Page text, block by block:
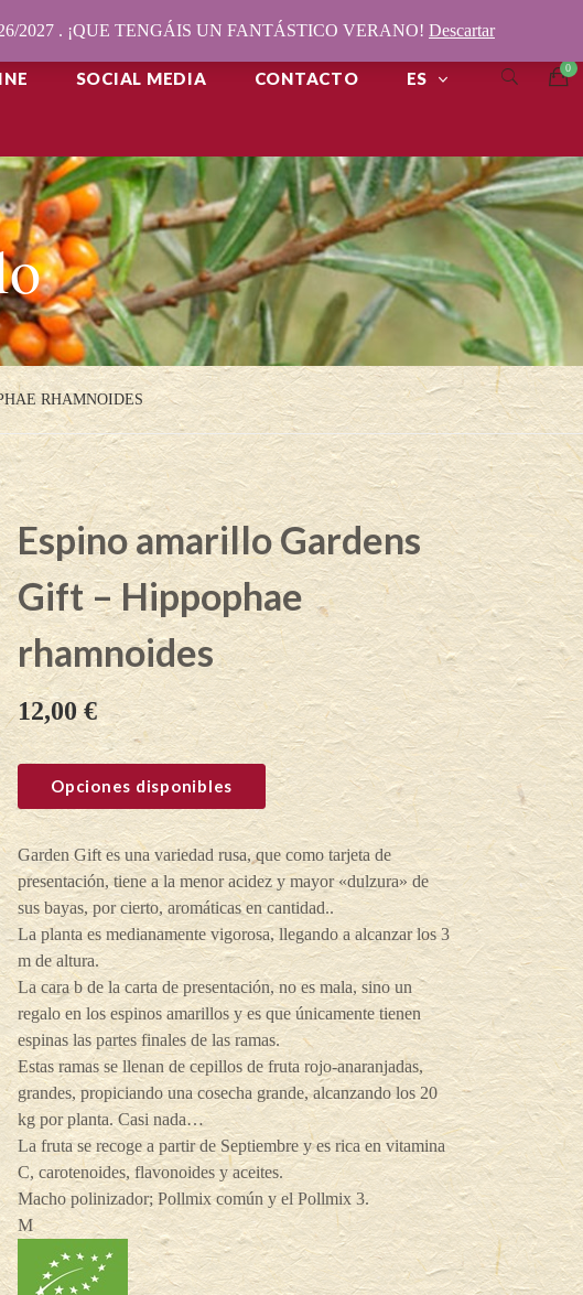
SOCIAL MEDIA CONTACTO ES
RHAMNOIDES
Espino amarillo Gardens
Gift – Hippophae
rhamnoides
12,00€
Opciones disponibles
Garden Gift es una variedad rusa, que como tarjeta de
presentación, tiene a la menor acidez y mayor «dulzura» de
sus bayas, por cierto, aromáticas en cantidad..
La planta es medianamente vigorosa, llegando a alcanzar los 3
m de altura.
La cara b de la carta de presentación, no es mala, sino un
regalo en los espinos amarillos y es que únicamente tienen
espinas las partes finales de las ramas.
Estas ramas se llenan de cepillos de fruta rojo-anaranjadas,
grandes, propiciando una cosecha grande, alcanzando los 20
kg por planta. Casi nada…
La fruta se recoge a partir de Septiembre y es rica en vitamina
C, carotenoides, flavonoides y aceites.
Macho polinizador; Pollmix común y el Pollmix 3.
M
2027 . ¡QUE TENGÁIS UN FANTÁSTICO VERANO! Descartar